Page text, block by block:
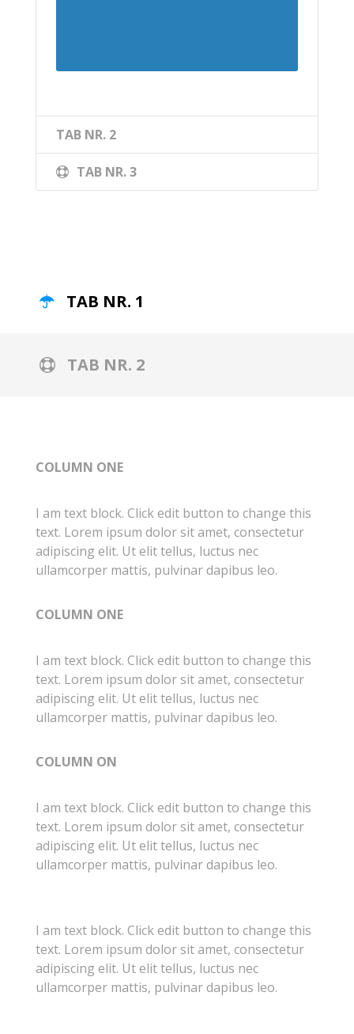
TAB NR. 2
TAB NR. 3
TAB NR. 1
TAB NR. 2
COLUMN ONE
I am text block. Click edit button to change this
text. Lorem ipsum dolor sit amet, consectetur
adipiscing elit. Ut elit tellus, luctus nec
ullamcorper mattis, pulvinar dapibus leo.
COLUMN ONE
I am text block. Click edit button to change this
text. Lorem ipsum dolor sit amet, consectetur
adipiscing elit. Ut elit tellus, luctus nec
ullamcorper mattis, pulvinar dapibus leo.
COLUMN ON
I am text block. Click edit button to change this
text. Lorem ipsum dolor sit amet, consectetur
adipiscing elit. Ut elit tellus, luctus nec
ullamcorper mattis, pulvinar dapibus leo.
I am text block. Click edit button to change this
text. Lorem ipsum dolor sit amet, consectetur
adipiscing elit. Ut elit tellus, luctus nec
ullamcorper mattis, pulvinar dapibus leo.